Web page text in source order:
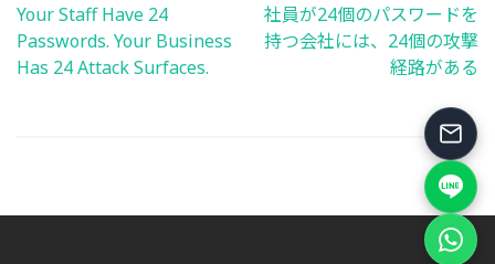
Post
navigation
Your Staff Have 24
Passwords. Your Business
Has 24 Attack Surfaces.
社員が24個のパスワードを
持つ会社には、24個の攻撃
経路がある